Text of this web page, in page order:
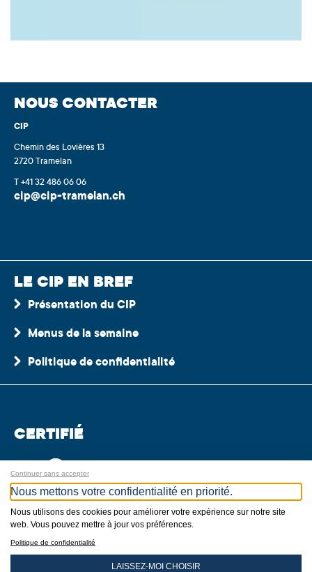
NOUS CONTACTER
CIP
Chemin des Lovières 13
2720 Tramelan
T +41 32 486 06 06
cip@cip-tramelan.ch
LE CIP EN BREF
Présentation du CIP
Menus de la semaine
Politique de confidentialité
CERTIFIÉ
MEMBRE
Continuer sans accepter
Nous mettons votre confidentialité en priorité.
Nous utilisons des cookies pour améliorer votre expérience sur notre site
web. Vous pouvez mettre à jour vos préférences.
Politique de confidentialité
LAISSEZ-MOI CHOISIR